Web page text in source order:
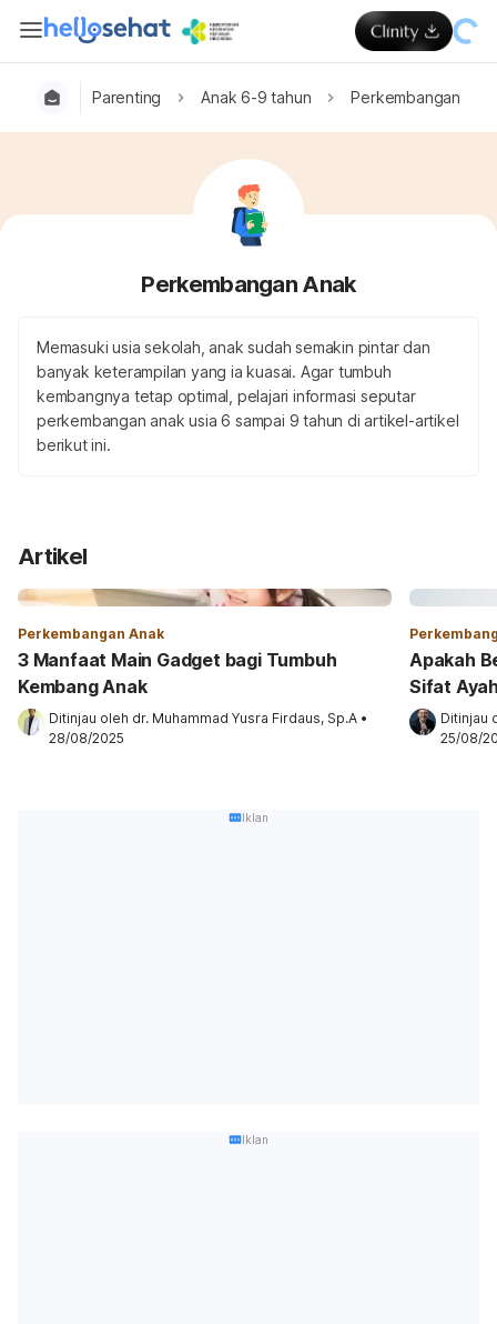
Parenting Anak 6-9 tahun Perkembangan
Perkembangan Anak
Memasuki usia sekolah, anak sudah semakin pintar dan
banyak keterampilan yang ia kuasai. Agar tumbuh
kembangnya tetap optimal, pelajari informasi seputar
perkembangan anak usia 6 sampai 9 tahun di artikel-artikel
berikut ini.
Artikel
Perkembangan Anak
3 Manfaat Main Gadget bagi Tumbuh
Kembang Anak
Ditinjau oleh dr. Muhammad Yusra Firdaus, Sp.A •
28/08/2025
Apakah
Sifat
Ditinjau
25/08/
Iklan
Iklan